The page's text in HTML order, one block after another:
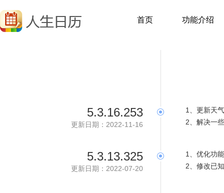
首页 功能介绍
5.3.16.253
更新日期：2022-11-16
1、更新天
2、解决一
5.3.13.325
更新日期：2022-07-20
1、优化功
2、修改已